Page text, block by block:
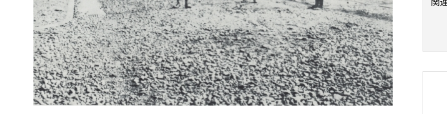
市議会
健康づくり課
建設部
建設政策課
国県事業推進課
土木管理課
道水路整備課
会計管理者
出納室
市立総合医療センター
患者サポートセンター
病院管理局：経営管理
病院管理局：施設用度
病院管理局：医事課